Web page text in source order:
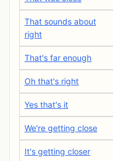
That sounds about
right
That's far enough
Oh that's right
Yes that's it
We're getting close
It's getting closer